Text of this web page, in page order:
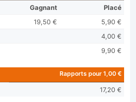
Gagnant
Placé
19,50 €
5,90 €
4,00 €
9,90 €
Rapports pour 1,00 €
17,20 €